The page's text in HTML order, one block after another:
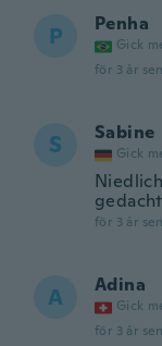
P Penha
Gick
för 3 år sen
S Sabine
Gick
för 3 år sen
A Adina
Gick
för 3 år sen